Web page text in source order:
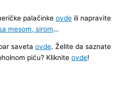
palačinke ovde ili napravite
mesom, sirom…
saveta ovde. Želite da saznate
piću? Kliknite ovde!